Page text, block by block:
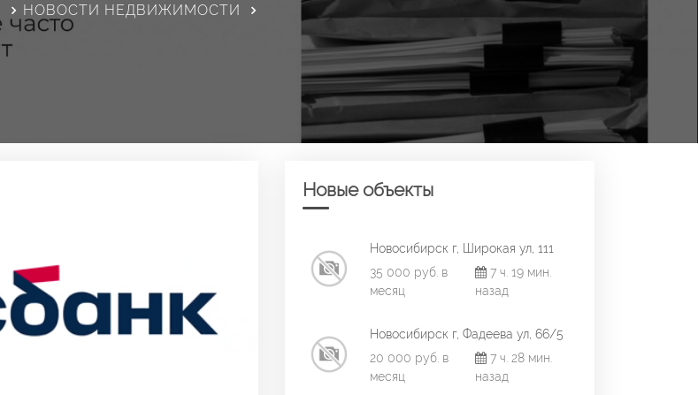
НОВОСТИ НЕДВИЖИМОСТИ
Новые объекты
Новосибирск г, Широкая ул, 111
35 000 руб. в
месяц
7 ч. 19 мин.
назад
Новосибирск г, Фадеева ул, 66/5
20 000 руб. в
месяц
7 ч. 28 мин.
назад